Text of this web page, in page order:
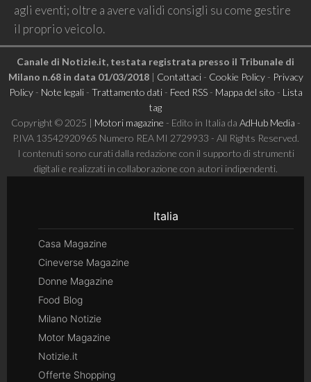
agli eventi; oltre a avere validi consigli su come gestire
il proprio veicolo.
Canale di Notizie.it, testata registrata presso il Tribunale di
Milano n.68 in data 01/03/2018| Contattaci- Cookie Policy- Privacy
Policy- Note legali- Trattamento dati- Feed RSS- Mappa del sito - Lista
tag
Copyright © 2025 | Motori magazine - Edito in Italia da AdHub Media -
P.IVA 13542920965 Numero REA MI 2729933 - All Rights Reserved.
I contenuti sono curati dalla redazione con il supporto di strumenti
digitali e realizzati in collaborazione con autori indipendenti.
Italia
Casa Magazine
Cineverse Magazine
Donne Magazine
Food Blog
Milano Notizie
Motor Magazine
Notizie.it
Offerte Shopping